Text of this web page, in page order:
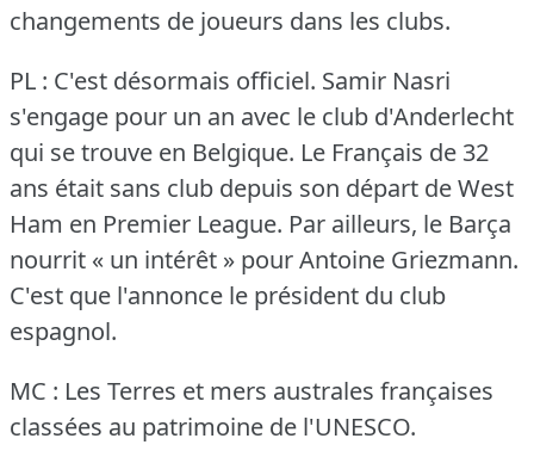
changements de joueurs dans les clubs.
PL : C'est désormais officiel. Samir Nasri
s'engage pour un an avec le club d'Anderlecht
qui se trouve en Belgique. Le Français de 32
ans était sans club depuis son départ de West
Ham en Premier League. Par ailleurs, le Barça
nourrit « un intérêt » pour Antoine Griezmann.
C'est que l'annonce le président du club
espagnol.
MC : Les Terres et mers australes françaises
classées au patrimoine de l'UNESCO.